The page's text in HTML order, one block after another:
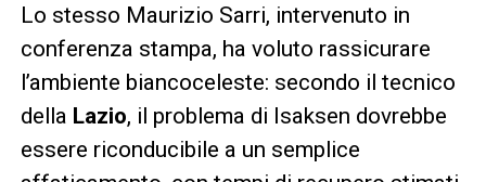
Lo stesso Maurizio Sarri, intervenuto in
conferenza stampa, ha voluto rassicurare
l’ambiente biancoceleste: secondo il tecnico
della Lazio, il problema di Isaksen dovrebbe
essere riconducibile a un semplice